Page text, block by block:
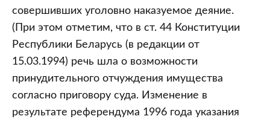
совершивших уголовно наказуемое деяние.
(При этом отметим, что в ст. 44 Конституции
Республики Беларусь (в редакции от
15.03.1994) речь шла о возможности
принудительного отчуждения имущества
согласно приговору суда. Изменение в
результате референдума 1996 года указания